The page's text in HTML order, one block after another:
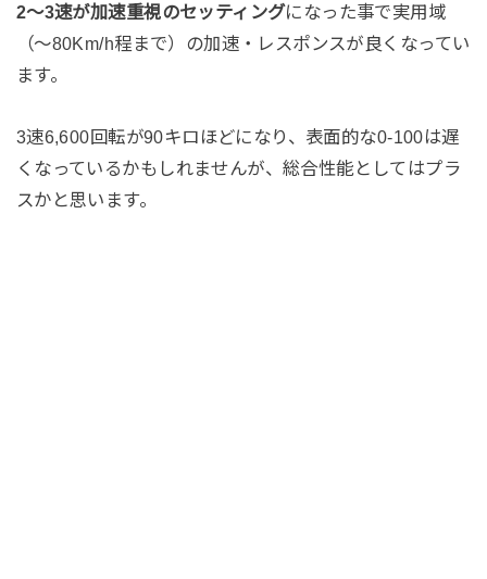
2〜3速が加速重視のセッティングになった事で実用域
（～80Km/h程まで）の加速・レスポンスが良くなってい
ます。
3速6,600回転が90キロほどになり、表面的な0-100は遅
くなっているかもしれませんが、総合性能としてはプラ
スかと思います。